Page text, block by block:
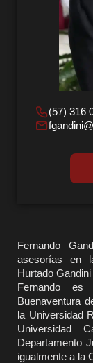
(57) 316
Fernando
asesorías en
Hurtado
Fernando
Buenaventura
la Universidad
Universidad
Departamento
igualmente a la